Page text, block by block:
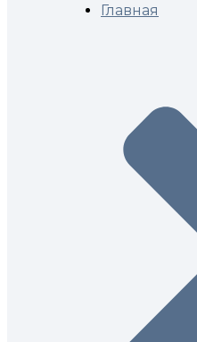
Главная